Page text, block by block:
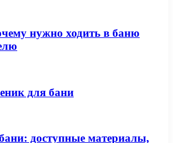
нужно ходить в баню
для бани
доступные материалы,